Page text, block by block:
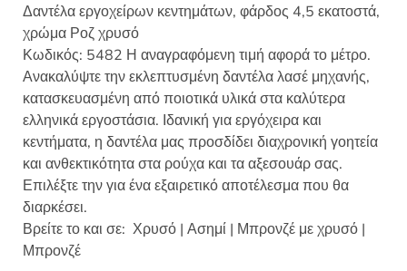
Δαντέλα εργοχείρων κεντημάτων, φάρδος 4,5 εκατοστά,
χρώμα Ροζ χρυσό
Κωδικός: 5482 Η αναγραφόμενη τιμή αφορά το μέτρο.
Ανακαλύψτε την εκλεπτυσμένη δαντέλα λασέ μηχανής,
κατασκευασμένη από ποιοτικά υλικά στα καλύτερα
ελληνικά εργοστάσια. Ιδανική για εργόχειρα και
κεντήματα, η δαντέλα μας προσδίδει διαχρονική γοητεία
και ανθεκτικότητα στα ρούχα και τα αξεσουάρ σας.
Επιλέξτε την για ένα εξαιρετικό αποτέλεσμα που θα
διαρκέσει.
Βρείτε το και σε: Χρυσό | Ασημί | Μπρονζέ με χρυσό |
Μπρονζέ